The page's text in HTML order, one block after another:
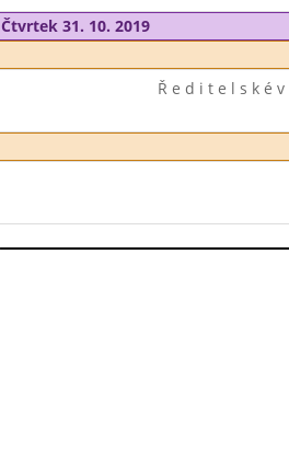
Čtvrtek 31. 10. 2019
Ř e d i t e l s k é